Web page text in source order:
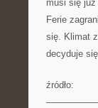
musi się
Ferie
się. Klimat
decyduje
źródło: